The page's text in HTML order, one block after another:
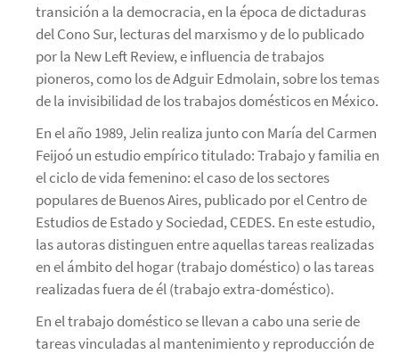
transición a la democracia, en la época de dictaduras
del Cono Sur, lecturas del marxismo y de lo publicado
por la New Left Review, e influencia de trabajos
pioneros, como los de Adguir Edmolain, sobre los temas
de la invisibilidad de los trabajos domésticos en México.
En el año 1989, Jelin realiza junto con María del Carmen
Feijoó un estudio empírico titulado: Trabajo y familia en
el ciclo de vida femenino: el caso de los sectores
populares de Buenos Aires, publicado por el Centro de
Estudios de Estado y Sociedad, CEDES. En este estudio,
las autoras distinguen entre aquellas tareas realizadas
en el ámbito del hogar (trabajo doméstico) o las tareas
realizadas fuera de él (trabajo extra-doméstico).
En el trabajo doméstico se llevan a cabo una serie de
tareas vinculadas al mantenimiento y reproducción de